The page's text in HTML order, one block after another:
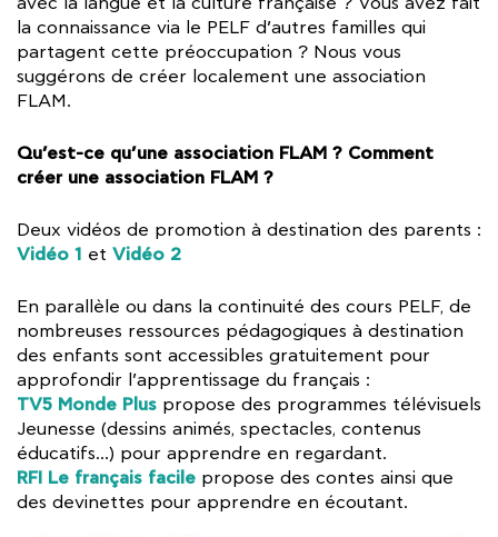
la connaissance via le PELF d’autres familles qui
partagent cette préoccupation ? Nous vous
suggérons de créer localement une association
FLAM.
Qu’est-ce qu’une association FLAM ? Comment
créer une association FLAM ?
Deux vidéos de promotion à destination des parents :
Vidéo 1 et Vidéo 2
En parallèle ou dans la continuité des cours PELF, de
nombreuses ressources pédagogiques à destination
des enfants sont accessibles gratuitement pour
approfondir l’apprentissage du français :
TV5 Monde Plus propose des programmes télévisuels
Jeunesse (dessins animés, spectacles, contenus
éducatifs…) pour apprendre en regardant.
RFI Le français facile propose des contes ainsi que
des devinettes pour apprendre en écoutant.